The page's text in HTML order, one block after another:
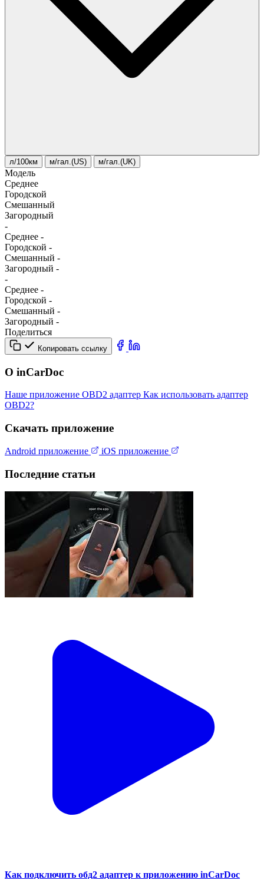
л/100км м/гал.(US) м/гал.(UK)
Модель
Среднее
Городской
Смешанный
Загородный
-
Среднее -
Городской -
Смешанный -
Загородный -
-
Среднее -
Городской -
Смешанный -
Загородный -
Поделиться
Копировать ссылку
О inCarDoc
Наше приложение OBD2 адаптер Как использовать адаптер
OBD2?
Скачать приложение
Android приложение iOS приложение
Последние статьи
Как подключить обд2 адаптер к приложению inCarDoc